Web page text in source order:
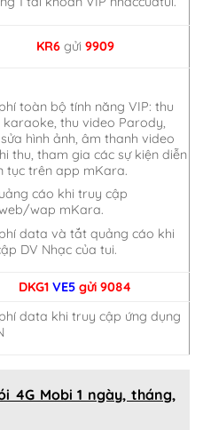
KR6 gửi 9909
toàn bộ tính năng VIP: thu
karaoke, thu video Parody,
hình ảnh, âm thanh video
thu, tham gia các sự kiện diễn
tục trên app mKara.
cáo khi truy cập
wap mKara.
data và tắt quảng cáo khi
DV Nhạc của tui.
DKG1VE5gửi 9084
data khi truy cập ứng dụng
4G Mobi 1 ngày, tháng,